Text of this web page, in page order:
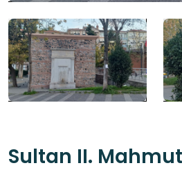
Sultan II.